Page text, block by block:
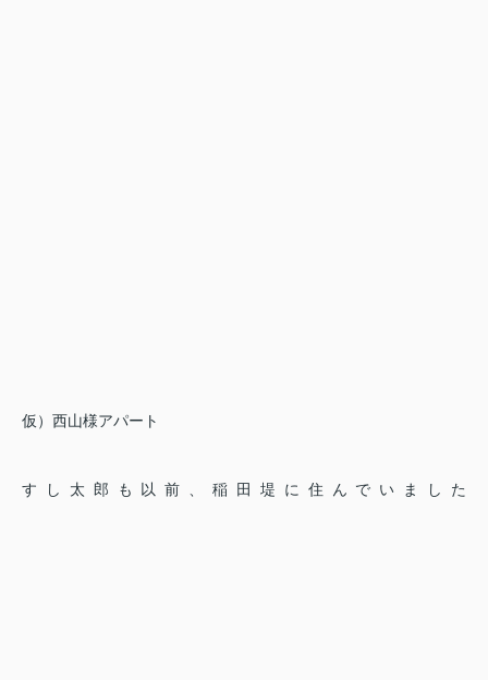
仮）西山様アパート
すし太郎も以前、稲田堤に住んでいました